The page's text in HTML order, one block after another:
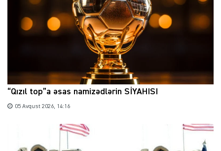
“Qızıl top”a əsas namizədlərin SİYAHISI
05 Avqust 2026, 14:16